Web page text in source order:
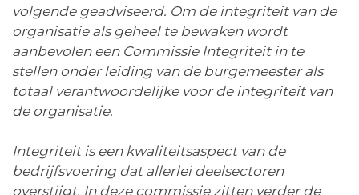
volgende geadviseerd. Om de integriteit van de
organisatie als geheel te bewaken wordt
aanbevolen een Commissie Integriteit in te
stellen onder leiding van de burgemeester als
totaal verantwoordelijke voor de integriteit van
de organisatie.
Integriteit is een kwaliteitsaspect van de
bedrijfsvoering dat allerlei deelsectoren
overstijgt. In deze commissie zitten verder de